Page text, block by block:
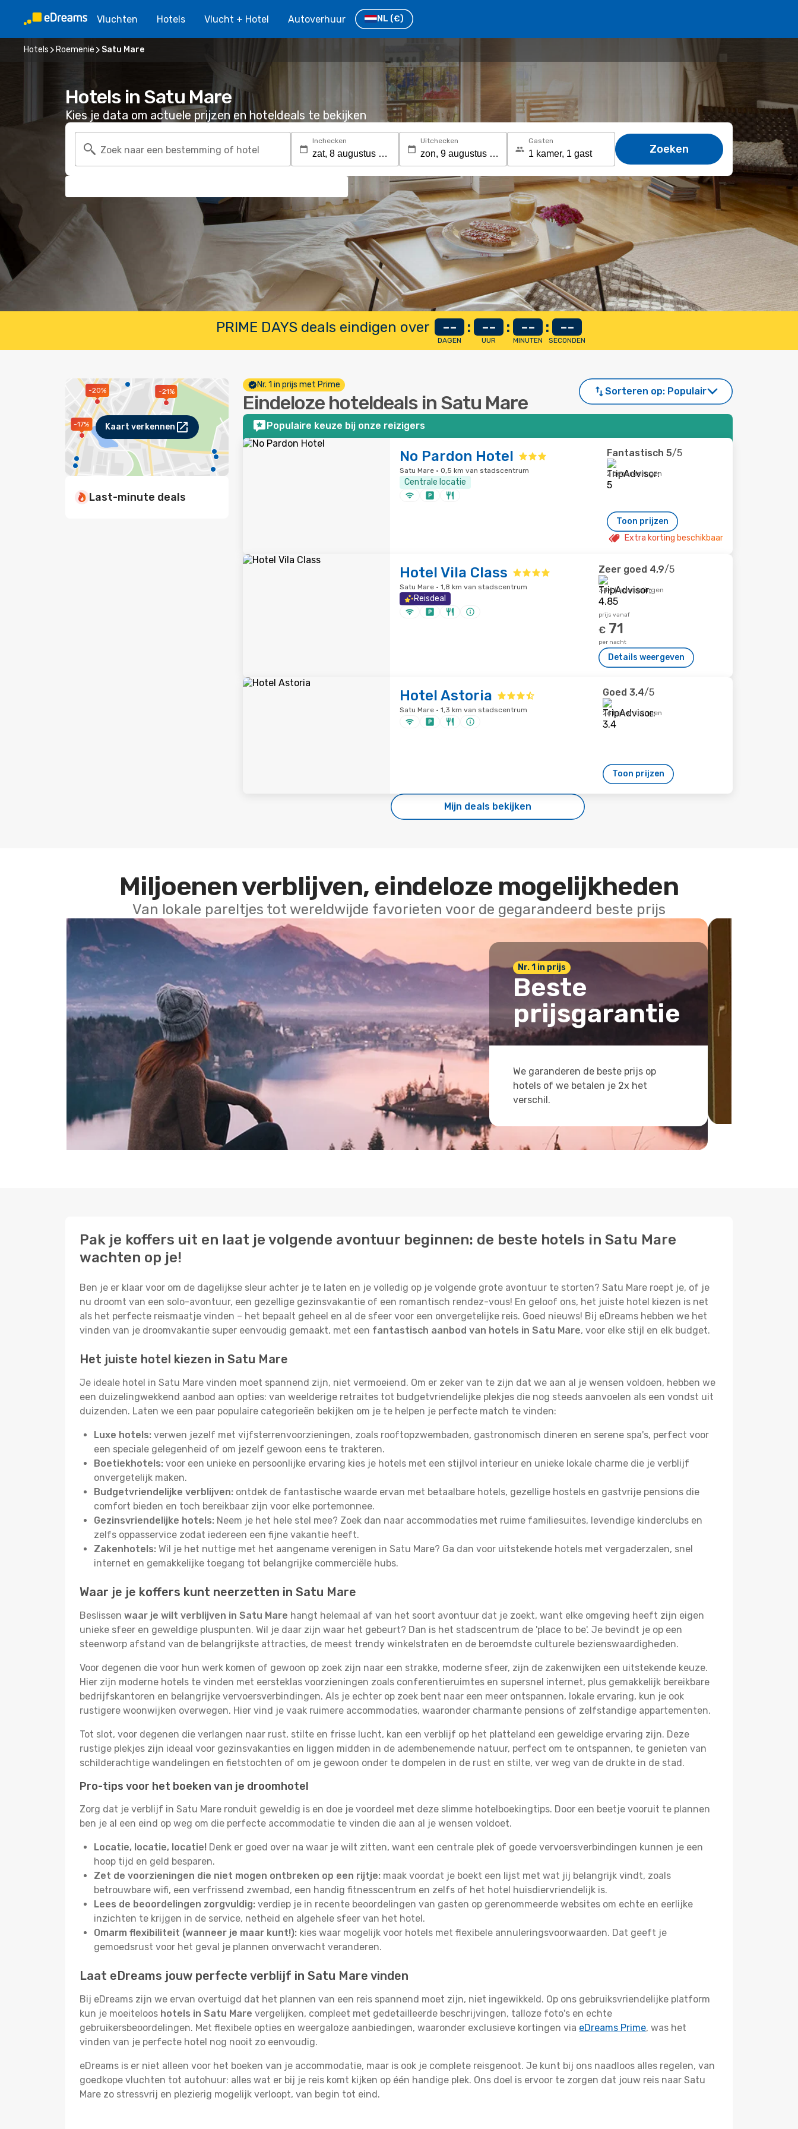
Vluchten Hotels Vlucht + Hotel Autoverhuur NL (€)
Hotels Roemenië Satu Mare
Hotels in Satu Mare
Kies je data om actuele prijzen en hoteldeals te bekijken
Zoek naar een bestemming of hotel
Inchecken Uitchecken Gasten
Zoeken
PRIME DAYS deals eindigen over --
DAGEN
: --
UUR
: --
MINUTEN
: --
SECONDEN
-20% -21%
-17% Kaart verkennen
Last-minute deals
Nr. 1 in prijs met Prime
Eindeloze hoteldeals in Satu Mare
Sorteren op: Populair
Populaire keuze bij onze reizigers
No Pardon Hotel
Satu Mare · 0,5 km van stadscentrum
Centrale locatie
Fantastisch 5/5
2 beoordelingen
Toon prijzen
Extra korting beschikbaar
Hotel Vila Class
Satu Mare · 1,8 km van stadscentrum
Reisdeal
Zeer goed 4,9/5
344 beoordelingen
prijs vanaf
€ 71
per nacht
Details weergeven
Hotel Astoria
Satu Mare · 1,3 km van stadscentrum
Goed 3,4/5
26 beoordelingen
Toon prijzen
Mijn deals bekijken
Miljoenen verblijven, eindeloze mogelijkheden
Van lokale pareltjes tot wereldwijde favorieten voor de gegarandeerd beste prijs
Nr. 1 in prijs
Beste
prijsgarantie
We garanderen de beste prijs op
hotels of we betalen je 2x het
verschil.
Pak je koffers uit en laat je volgende avontuur beginnen: de beste hotels in Satu Mare
wachten op je!
Ben je er klaar voor om de dagelijkse sleur achter je te laten en je volledig op je volgende grote avontuur te storten? Satu Mare roept je, of je
nu droomt van een solo-avontuur, een gezellige gezinsvakantie of een romantisch rendez-vous! En geloof ons, het juiste hotel kiezen is net
als het perfecte reismaatje vinden – het bepaalt geheel en al de sfeer voor een onvergetelijke reis. Goed nieuws! Bij eDreams hebben we het
vinden van je droomvakantie super eenvoudig gemaakt, met een fantastisch aanbod van hotels in Satu Mare, voor elke stijl en elk budget.
Het juiste hotel kiezen in Satu Mare
Je ideale hotel in Satu Mare vinden moet spannend zijn, niet vermoeiend. Om er zeker van te zijn dat we aan al je wensen voldoen, hebben we
een duizelingwekkend aanbod aan opties: van weelderige retraites tot budgetvriendelijke plekjes die nog steeds aanvoelen als een vondst uit
duizenden. Laten we een paar populaire categorieën bekijken om je te helpen je perfecte match te vinden:
Luxe hotels: verwen jezelf met vijfsterrenvoorzieningen, zoals rooftopzwembaden, gastronomisch dineren en serene spa's, perfect voor
een speciale gelegenheid of om jezelf gewoon eens te trakteren.
Boetiekhotels: voor een unieke en persoonlijke ervaring kies je hotels met een stijlvol interieur en unieke lokale charme die je verblijf
onvergetelijk maken.
Budgetvriendelijke verblijven: ontdek de fantastische waarde ervan met betaalbare hotels, gezellige hostels en gastvrije pensions die
comfort bieden en toch bereikbaar zijn voor elke portemonnee.
Gezinsvriendelijke hotels: Neem je het hele stel mee? Zoek dan naar accommodaties met ruime familiesuites, levendige kinderclubs en
zelfs oppasservice zodat iedereen een fijne vakantie heeft.
Zakenhotels: Wil je het nuttige met het aangename verenigen in Satu Mare? Ga dan voor uitstekende hotels met vergaderzalen, snel
internet en gemakkelijke toegang tot belangrijke commerciële hubs.
Waar je je koffers kunt neerzetten in Satu Mare
Beslissen waar je wilt verblijven in Satu Mare hangt helemaal af van het soort avontuur dat je zoekt, want elke omgeving heeft zijn eigen
unieke sfeer en geweldige pluspunten. Wil je daar zijn waar het gebeurt? Dan is het stadscentrum de 'place to be'. Je bevindt je op een
steenworp afstand van de belangrijkste attracties, de meest trendy winkelstraten en de beroemdste culturele bezienswaardigheden.
Voor degenen die voor hun werk komen of gewoon op zoek zijn naar een strakke, moderne sfeer, zijn de zakenwijken een uitstekende keuze.
Hier zijn moderne hotels te vinden met eersteklas voorzieningen zoals conferentieruimtes en supersnel internet, plus gemakkelijk bereikbare
bedrijfskantoren en belangrijke vervoersverbindingen. Als je echter op zoek bent naar een meer ontspannen, lokale ervaring, kun je ook
rustigere woonwijken overwegen. Hier vind je vaak ruimere accommodaties, waaronder charmante pensions of zelfstandige appartementen.
Tot slot, voor degenen die verlangen naar rust, stilte en frisse lucht, kan een verblijf op het platteland een geweldige ervaring zijn. Deze
rustige plekjes zijn ideaal voor gezinsvakanties en liggen midden in de adembenemende natuur, perfect om te ontspannen, te genieten van
schilderachtige wandelingen en fietstochten of om je gewoon onder te dompelen in de rust en stilte, ver weg van de drukte in de stad.
Pro-tips voor het boeken van je droomhotel
Zorg dat je verblijf in Satu Mare ronduit geweldig is en doe je voordeel met deze slimme hotelboekingtips. Door een beetje vooruit te plannen
ben je al een eind op weg om die perfecte accommodatie te vinden die aan al je wensen voldoet.
Locatie, locatie, locatie! Denk er goed over na waar je wilt zitten, want een centrale plek of goede vervoersverbindingen kunnen je een
hoop tijd en geld besparen.
Zet de voorzieningen die niet mogen ontbreken op een rijtje: maak voordat je boekt een lijst met wat jij belangrijk vindt, zoals
betrouwbare wifi, een verfrissend zwembad, een handig fitnesscentrum en zelfs of het hotel huisdiervriendelijk is.
Lees de beoordelingen zorgvuldig: verdiep je in recente beoordelingen van gasten op gerenommeerde websites om echte en eerlijke
inzichten te krijgen in de service, netheid en algehele sfeer van het hotel.
Omarm flexibiliteit (wanneer je maar kunt!): kies waar mogelijk voor hotels met flexibele annuleringsvoorwaarden. Dat geeft je
gemoedsrust voor het geval je plannen onverwacht veranderen.
Laat eDreams jouw perfecte verblijf in Satu Mare vinden
Bij eDreams zijn we ervan overtuigd dat het plannen van een reis spannend moet zijn, niet ingewikkeld. Op ons gebruiksvriendelijke platform
kun je moeiteloos hotels in Satu Mare vergelijken, compleet met gedetailleerde beschrijvingen, talloze foto's en echte
gebruikersbeoordelingen. Met flexibele opties en weergaloze aanbiedingen, waaronder exclusieve kortingen via eDreams Prime, was het
vinden van je perfecte hotel nog nooit zo eenvoudig.
eDreams is er niet alleen voor het boeken van je accommodatie, maar is ook je complete reisgenoot. Je kunt bij ons naadloos alles regelen, van
goedkope vluchten tot autohuur: alles wat er bij je reis komt kijken op één handige plek. Ons doel is ervoor te zorgen dat jouw reis naar Satu
Mare zo stressvrij en plezierig mogelijk verloopt, van begin tot eind.